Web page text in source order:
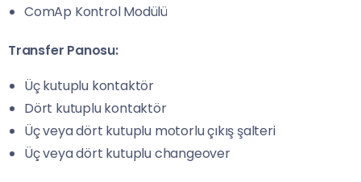
ComAp Kontrol Modülü
Transfer Panosu:
Üç kutuplu kontaktör
Dört kutuplu kontaktör
Üç veya dört kutuplu motorlu çıkış şalteri
Üç veya dört kutuplu changeover